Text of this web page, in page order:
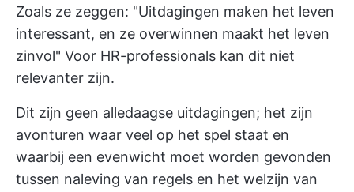
Zoals ze zeggen: "Uitdagingen maken het leven
interessant, en ze overwinnen maakt het leven
zinvol" Voor HR-professionals kan dit niet
relevanter zijn.
Dit zijn geen alledaagse uitdagingen; het zijn
avonturen waar veel op het spel staat en
waarbij een evenwicht moet worden gevonden
tussen naleving van regels en het welzijn van